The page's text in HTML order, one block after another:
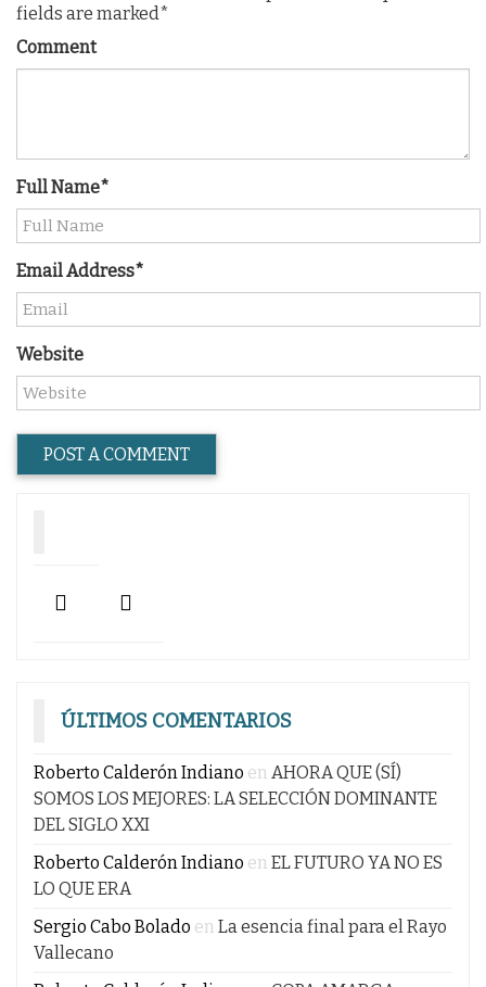
fields are marked*
Comment
Full Name*
Email Address*
Website
ÚLTIMOS COMENTARIOS
Roberto Calderón Indiano en AHORA QUE (SÍ)
SOMOS LOS MEJORES: LA SELECCIÓN DOMINANTE
DEL SIGLO XXI
Roberto Calderón Indiano en EL FUTURO YA NO ES
LO QUE ERA
Sergio Cabo Bolado en La esencia final para el Rayo
Vallecano